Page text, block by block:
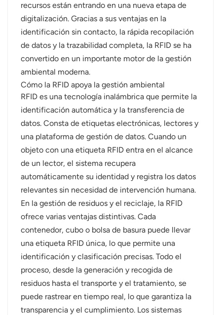
magyar
recursos están entrando en una nueva etapa de
digitalización. Gracias a sus ventajas en la
identificación sin contacto, la rápida recopilación
de datos y la trazabilidad completa, la RFID se ha
convertido en un importante motor de la gestión
ambiental moderna.
Cómo la RFID apoya la gestión ambiental
RFID es una tecnología inalámbrica que permite la
identificación automática y la transferencia de
datos. Consta de etiquetas electrónicas, lectores y
una plataforma de gestión de datos. Cuando un
objeto con una etiqueta RFID entra en el alcance
de un lector, el sistema recupera
automáticamente su identidad y registra los datos
relevantes sin necesidad de intervención humana.
En la gestión de residuos y el reciclaje, la RFID
ofrece varias ventajas distintivas. Cada
contenedor, cubo o bolsa de basura puede llevar
una etiqueta RFID única, lo que permite una
identificación y clasificación precisas. Todo el
proceso, desde la generación y recogida de
residuos hasta el transporte y el tratamiento, se
puede rastrear en tiempo real, lo que garantiza la
transparencia y el cumplimiento. Los sistemas